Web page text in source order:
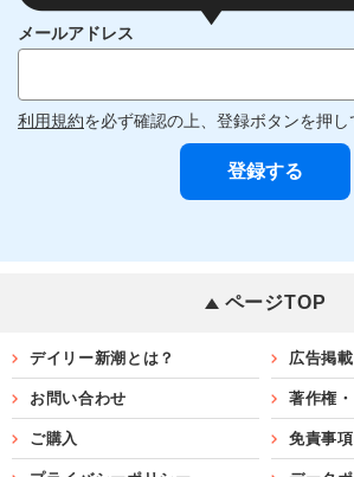
メールアドレス
利用規約を必ず確認の上、登録ボタンを押し
ページTOP
デイリー新潮とは？ 広告掲載
お問い合わせ 著作権
ご購入 免責事項